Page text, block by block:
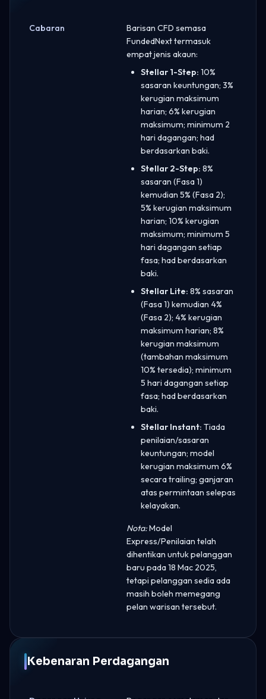
Cabaran
Barisan CFD semasa
FundedNext termasuk
empat jenis akaun:
Stellar 1-Step: 10%
sasaran keuntungan; 3%
kerugian maksimum
harian; 6% kerugian
maksimum; minimum 2
hari dagangan; had
berdasarkan baki.
Stellar 2-Step: 8%
sasaran (Fasa 1)
kemudian 5% (Fasa 2);
5% kerugian maksimum
harian; 10% kerugian
maksimum; minimum 5
hari dagangan setiap
fasa; had berdasarkan
baki.
Stellar Lite: 8% sasaran
(Fasa 1) kemudian 4%
(Fasa 2); 4% kerugian
maksimum harian; 8%
kerugian maksimum
(tambahan maksimum
10% tersedia); minimum
5 hari dagangan setiap
fasa; had berdasarkan
baki.
Stellar Instant: Tiada
penilaian/sasaran
keuntungan; model
kerugian maksimum 6%
secara trailing; ganjaran
atas permintaan selepas
kelayakan.
Nota:Model
Express/Penilaian telah
dihentikan untuk pelanggan
baru pada 18 Mac 2025,
tetapi pelanggan sedia ada
masih boleh memegang
pelan warisan tersebut.
Kebenaran Perdagangan